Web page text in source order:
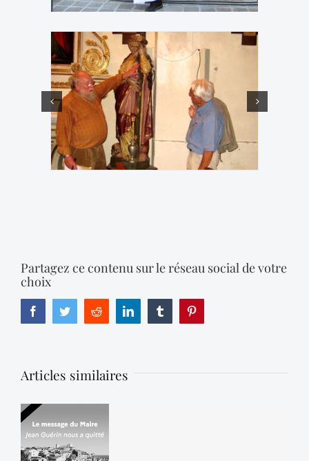
Partagez ce contenu sur le réseau social de votre
choix
FacebookTwitterReddit LinkedIn Tumblr
Articles similaires